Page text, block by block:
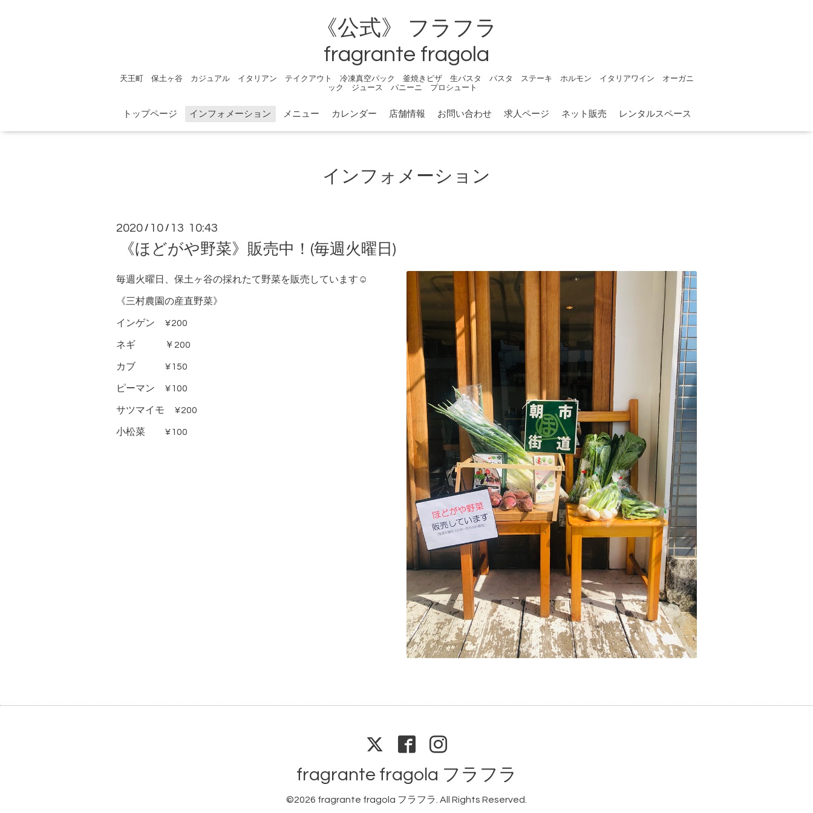
《公式》 フラフラ
fragrante fragola
天王町 保土ヶ谷 カジュアル イタリアン テイクアウト 冷凍真空パック 釜焼きピザ 生パスタ パスタ ステーキ ホルモン イタリアワイン オーガニ
ック ジュース パニーニ プロシュート
トップページ インフォメーション メニュー カレンダー 店舗情報 お問い合わせ 求人ページ ネット販売 レンタルスペース
インフォメーション
2020 / 10 / 13 10:43
《ほどがや野菜》販売中！(毎週火曜日)
毎週火曜日、保土ヶ谷の採れたて野菜を販売しています☺︎
《三村農園の産直野菜》
インゲン ¥200
ネギ ￥200
カブ ¥150
ピーマン ¥100
サツマイモ ¥200
小松菜 ¥100
fragrante fragola フラフラ
©2026 fragrante fragola フラフラ . All Rights Reserved.